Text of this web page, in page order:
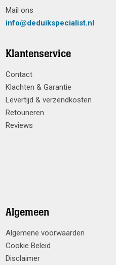
Mail ons
info@deduikspecialist.nl
Klantenservice
Contact
Klachten & Garantie
Levertijd & verzendkosten
Retouneren
Reviews
Algemeen
Algemene voorwaarden
Cookie Beleid
Disclaimer